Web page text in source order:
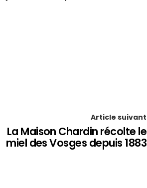
Article suivant
La Maison Chardin récolte le
miel des Vosges depuis 1883